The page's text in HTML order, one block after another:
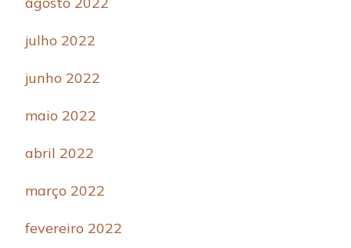
julho 2022
junho 2022
maio 2022
abril 2022
março 2022
fevereiro 2022